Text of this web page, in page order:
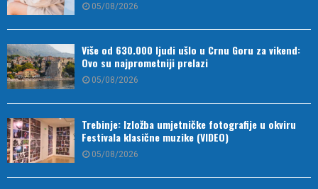
05/08/2026
Više od 630.000 ljudi ušlo u Crnu Goru za vikend:
Ovo su najprometniji prelazi
05/08/2026
Trebinje: Izložba umjetničke fotografije u okviru
Festivala klasične muzike (VIDEO)
05/08/2026